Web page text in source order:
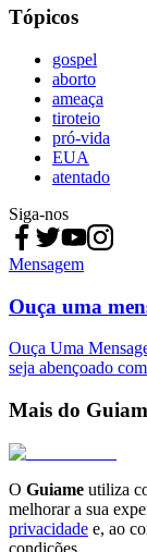
Tópicos
gospel
aborto
ameaça
tiroteio
pró-vida
EUA
atentado
Siga-nos
Mensagem
Ouça uma
Ouça Uma
seja abençoado
Mais do
O Guiame utiliza
melhorar a sua
privacidade e, ao
condições